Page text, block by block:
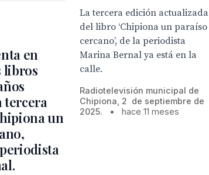
La tercera edición actualizada
del libro ‘Chipiona un paraíso
cercano’, de la periodista
Marina Bernal ya está en la
calle.
Radiotelevisión municipal de
Chipiona, 2 de septiembre de
2025.
• hace 11 meses
en
libros
tercera
un